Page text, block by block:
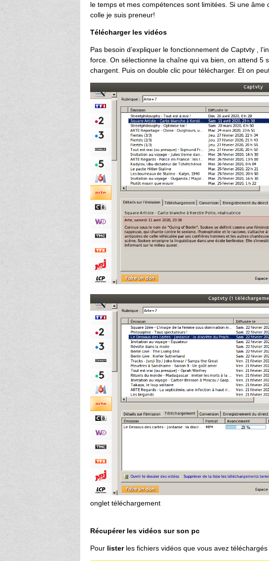
le temps et mes compétences sont limitées. Si une âme
colle je suis preneur!
Télécharger les vidéos
Pas besoin d’expliquer le fonctionnement de Captvty ,
force. On sélectionne la chaîne qui va bien, on attend 5
chargent. Puis on double clic pour télécharger. Et on
onglet téléchargement
Récupérer les vidéos sur son pc
Pour lister les fichiers vidéos que vous avez